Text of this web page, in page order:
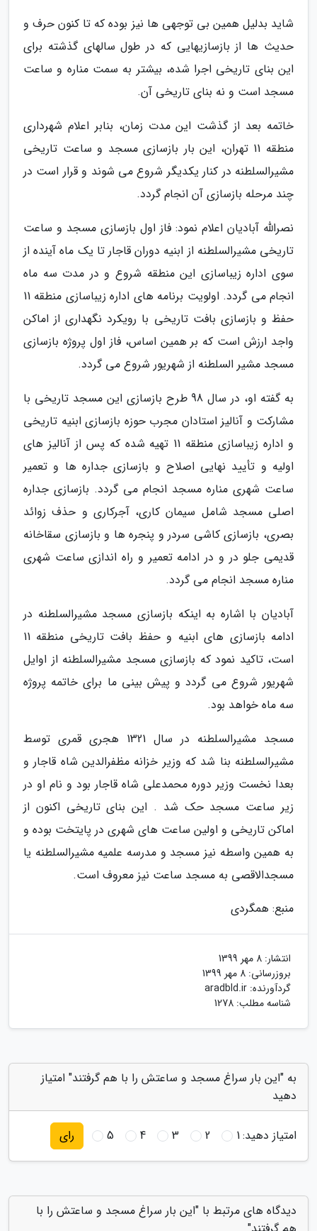
شاید بدلیل همین بی توجهی ها نیز بوده که تا کنون حرف و
حدیث ها از بازسازیهایی که در طول سالهای گذشته برای
این بنای تاریخی اجرا شده، بیشتر به سمت مناره و ساعت
مسجد است و نه بنای تاریخی آن.
خاتمه بعد از گذشت این مدت زمان، بنابر اعلام شهرداری
منطقه 11 تهران، این بار بازسازی مسجد و ساعت تاریخی
مشیرالسلطنه در کنار یکدیگر شروع می شوند و قرار است در
چند مرحله بازسازی آن انجام گردد.
نصرالله آبادیان اعلام نمود: فاز اول بازسازی مسجد و ساعت
تاریخی مشیرالسلطنه از ابنیه دوران قاجار تا یک ماه آینده از
سوی اداره زیباسازی این منطقه شروع و در مدت سه ماه
انجام می گردد. اولویت برنامه های اداره زیباسازی منطقه 11
حفظ و بازسازی بافت تاریخی با رویکرد نگهداری از اماکن
واجد ارزش است که بر همین اساس، فاز اول پروژه بازسازی
مسجد مشیر السلطنه از شهریور شروع می گردد.
به گفته او، در سال 98 طرح بازسازی این مسجد تاریخی با
مشارکت و آنالیز استادان مجرب حوزه بازسازی ابنیه تاریخی
و اداره زیباسازی منطقه 11 تهیه شده که پس از آنالیز های
اولیه و تأیید نهایی اصلاح و بازسازی جداره ها و تعمیر
ساعت شهری مناره مسجد انجام می گردد. بازسازی جداره
اصلی مسجد شامل سیمان کاری، آجرکاری و حذف زوائد
بصری، بازسازی کاشی سردر و پنجره ها و بازسازی سقاخانه
قدیمی جلو در و در ادامه تعمیر و راه اندازی ساعت شهری
مناره مسجد انجام می گردد.
آبادیان با اشاره به اینکه بازسازی مسجد مشیرالسلطنه در
ادامه بازسازی های ابنیه و حفظ بافت تاریخی منطقه 11
است، تاکید نمود که بازسازی مسجد مشیرالسلطنه از اوایل
شهریور شروع می گردد و پیش بینی ما برای خاتمه پروژه
سه ماه خواهد بود.
مسجد مشیرالسلطنه در سال 1321 هجری قمری توسط
مشیرالسلطنه بنا شد که وزیر خزانه مظفرالدین شاه قاجار و
بعدا نخست وزیر دوره محمدعلی شاه قاجار بود و نام او در
زیر ساعت مسجد حک شد . این بنای تاریخی اکنون از
اماکن تاریخی و اولین ساعت های شهری در پایتخت بوده و
به همین واسطه نیز مسجد و مدرسه علمیه مشیرالسلطنه یا
مسجدالاقصی به مسجد ساعت نیز معروف است.
منبع: همگردی
انتشار: 8 مهر 1399
بروزرسانی: 8 مهر 1399
گردآورنده: aradbld.ir
شناسه مطلب: 1278
به "این بار سراغ مسجد و ساعتش را با هم گرفتند" امتیاز
دهید
امتیاز دهید:1
2
3
4
5 رای
دیدگاه های مرتبط با "این بار سراغ مسجد و ساعتش را با